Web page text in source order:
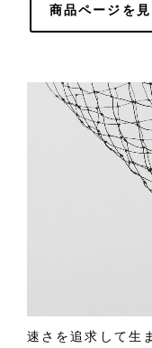
商品ページを見
速さを追求して生